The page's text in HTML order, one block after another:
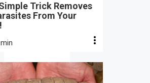
Trick Removes
From Your